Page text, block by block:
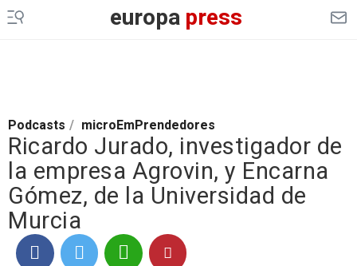
europapress
Podcasts / microEmPrendedores
Ricardo Jurado, investigador de
la empresa Agrovin, y Encarna
Gómez, de la Universidad de
Murcia